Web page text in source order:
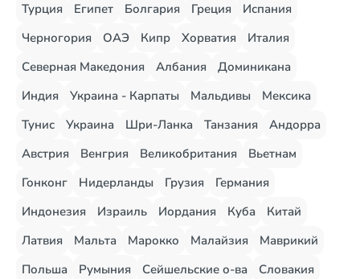
Турция Египет Болгария Греция
Испания
Черногория
ОАЭ Кипр Хорватия
Италия
Северная Македония
Албания
Доминикана
Индия
Украина - Карпаты Мальдивы
Мексика
Тунис
Украина Шри-Ланка Танзания
Андорра
Австрия
Венгрия Великобритания
Вьетнам
Гонконг
Нидерланды Грузия
Германия
Индонезия
Израиль Иордания Куба
Китай
Латвия
Мальта Марокко Малайзия
Маврикий
Польша
Румыния Сейшельские о-ва
Словакия